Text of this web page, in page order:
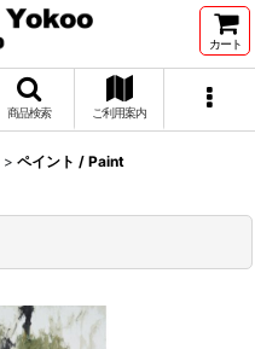
カート
商品検索 ご利用案内
> ペイント / Paint